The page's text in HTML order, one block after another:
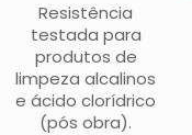
Resistência
testada para
produtos de
limpeza alcalinos
e ácido clorídrico
(pós obra).